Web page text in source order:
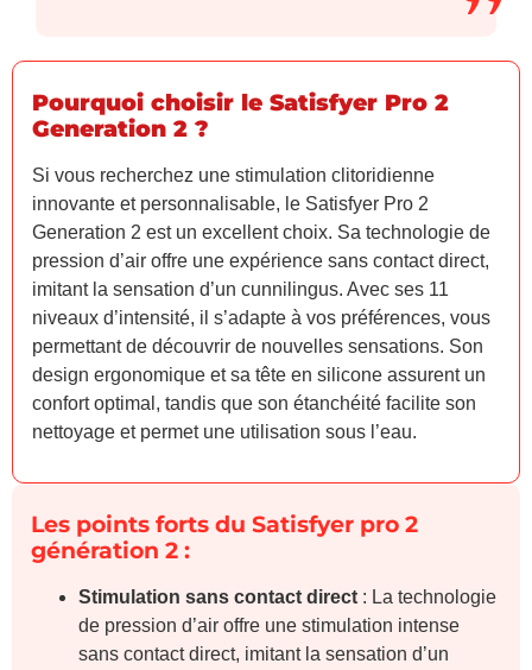
Pourquoi choisir le Satisfyer Pro 2
Generation 2 ?
Si vous recherchez une stimulation clitoridienne
innovante et personnalisable, le Satisfyer Pro 2
Generation 2 est un excellent choix. Sa technologie de
pression d’air offre une expérience sans contact direct,
imitant la sensation d’un cunnilingus. Avec ses 11
niveaux d’intensité, il s’adapte à vos préférences, vous
permettant de découvrir de nouvelles sensations. Son
design ergonomique et sa tête en silicone assurent un
confort optimal, tandis que son étanchéité facilite son
nettoyage et permet une utilisation sous l’eau.
Les points forts du Satisfyer pro 2
génération 2 :
Stimulation sans contact direct : La technologie
de pression d’air offre une stimulation intense
sans contact direct, imitant la sensation d’un